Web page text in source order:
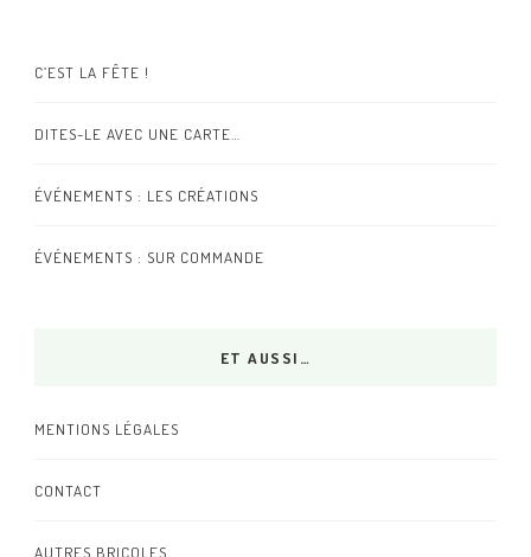
C’EST LA FÊTE !
DITES-LE AVEC UNE CARTE…
ÉVÉNEMENTS : LES CRÉATIONS
ÉVÉNEMENTS : SUR COMMANDE
ET AUSSI…
MENTIONS LÉGALES
CONTACT
AUTRES BRICOLES